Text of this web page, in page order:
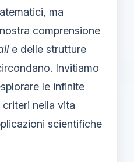
ma
comprensione
e delle strutture
Invitiamo
le infinite
nella vita
scientifiche